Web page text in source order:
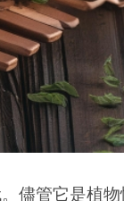
儘管它是植物